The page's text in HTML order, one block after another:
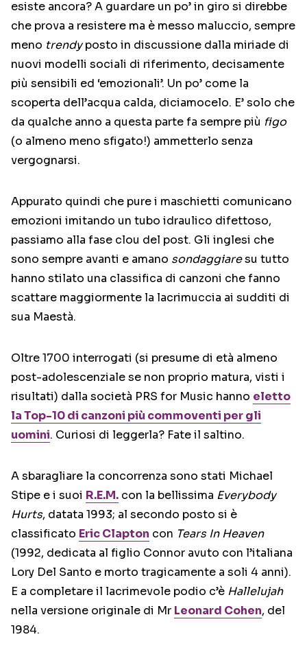
esiste ancora? A guardare un po’ in giro si direbbe
che prova a resistere ma è messo maluccio, sempre
meno trendyposto in discussione dalla miriade di
nuovi modelli sociali di riferimento, decisamente
più sensibili ed ‘emozionali’. Un po’ come la
scoperta dell’acqua calda, diciamocelo. E’ solo che
da qualche anno a questa parte fa sempre più figo
(o almeno meno sfigato!) ammetterlo senza
vergognarsi.
Appurato quindi che pure i maschietti comunicano
emozioni imitando un tubo idraulico difettoso,
passiamo alla fase clou del post. Gli inglesi che
sono sempre avanti e amano sondaggiaresu tutto
hanno stilato una classifica di canzoni che fanno
scattare maggiormente la lacrimuccia ai sudditi di
sua Maestà.
Oltre 1700 interrogati (si presume di età almeno
post-adolescenziale se non proprio matura, visti i
risultati) dalla società PRS for Music hanno eletto
la Top-10 di canzoni più commoventi per gli
uomini. Curiosi di leggerla? Fate il saltino.
A sbaragliare la concorrenza sono stati Michael
Stipe e i suoi R.E.M. con la bellissima Everybody
Hurts, datata 1993; al secondo posto si è
classificato Eric Clapton con Tears In Heaven
(1992, dedicata al figlio Connor avuto con l’italiana
Lory Del Santo e morto tragicamente a soli 4 anni).
E a completare il lacrimevole podio c’è Hallelujah
nella versione originale di Mr Leonard Cohen, del
1984.